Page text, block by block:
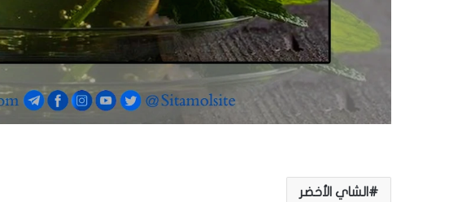
الشاي الأخضر